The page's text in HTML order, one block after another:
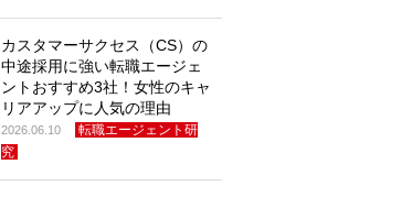
カスタマーサクセス（CS）の
中途採用に強い転職エージェ
ントおすすめ3社！女性のキャ
リアアップに人気の理由
2026.06.10
転職エージェント研
究